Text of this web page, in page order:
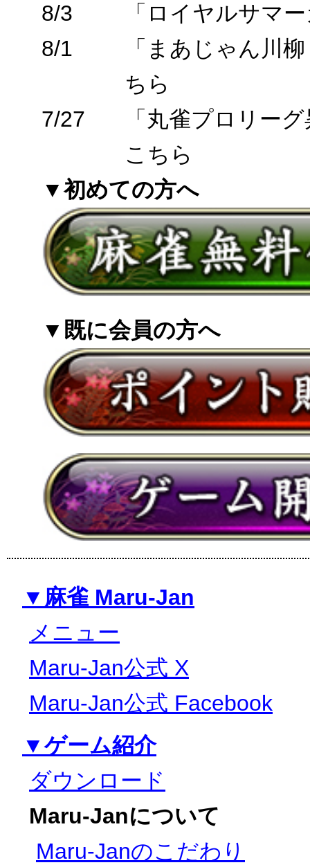
8/3
「ロイヤルサマ
8/1
「まあじゃん川
ちら
7/27
「丸雀プロリー
こちら
▼初めての方へ
▼既に会員の方へ
▼麻雀 Maru-Jan
メニュー
Maru-Jan公式 X
Maru-Jan公式 Facebook
▼ゲーム紹介
ダウンロード
Maru-Janについて
Maru-Janのこだわり